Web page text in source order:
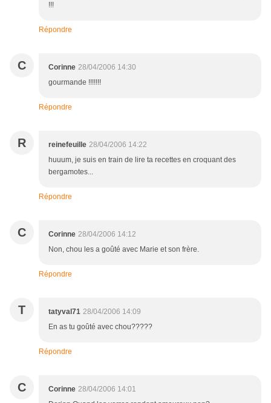
!!!
Répondre
C Corinne 28/04/2006 14:30
gourmande !!!!!!!
Répondre
R reinefeuille 28/04/2006 14:22
huuum, je suis en train de lire ta recettes en croquant des
bergamotes...
Répondre
C Corinne 28/04/2006 14:12
Non, chou les a goûté avec Marie et son frère.
Répondre
T tatyval71 28/04/2006 14:09
En as tu goûté avec chou?????
Répondre
C Corinne 28/04/2006 14:01